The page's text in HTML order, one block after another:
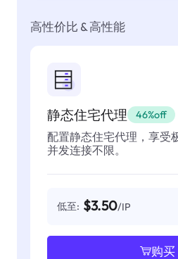
高性价比 & 高性能
静态住宅代理 46%off
配置静态住宅代理，享受
并发连接不限。
低至: $3.50/IP
购买